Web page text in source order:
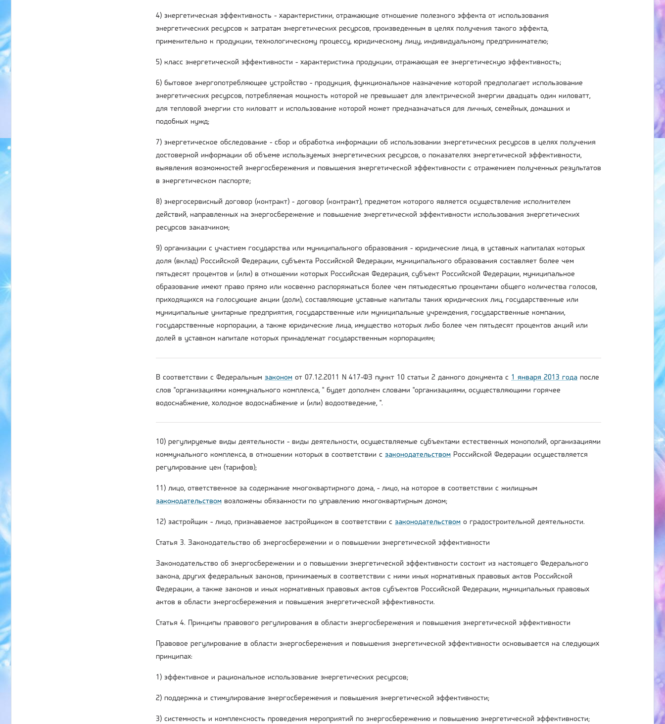
4) энергетическая эффективность - характеристики, отражающие отношение полезного эффекта от использования
энергетических ресурсов к затратам энергетических ресурсов, произведенным в целях получения такого эффекта,
применительно к продукции, технологическому процессу, юридическому лицу, индивидуальному предпринимателю;
5) класс энергетической эффективности - характеристика продукции, отражающая ее энергетическую эффективность;
6) бытовое энергопотребляющее устройство - продукция, функциональное назначение которой предполагает использование
энергетических ресурсов, потребляемая мощность которой не превышает для электрической энергии двадцать один киловатт,
для тепловой энергии сто киловатт и использование которой может предназначаться для личных, семейных, домашних и
подобных нужд;
7) энергетическое обследование - сбор и обработка информации об использовании энергетических ресурсов в целях получения
достоверной информации об объеме используемых энергетических ресурсов, о показателях энергетической эффективности,
выявления возможностей энергосбережения и повышения энергетической эффективности с отражением полученных результатов
в энергетическом паспорте;
8) энергосервисный договор (контракт) - договор (контракт), предметом которого является осуществление исполнителем
действий, направленных на энергосбережение и повышение энергетической эффективности использования энергетических
ресурсов заказчиком;
9) организации с участием государства или муниципального образования - юридические лица, в уставных капиталах которых
доля (вклад) Российской Федерации, субъекта Российской Федерации, муниципального образования составляет более чем
пятьдесят процентов и (или) в отношении которых Российская Федерация, субъект Российской Федерации, муниципальное
образование имеют право прямо или косвенно распоряжаться более чем пятьюдесятью процентами общего количества голосов,
приходящихся на голосующие акции (доли), составляющие уставные капиталы таких юридических лиц, государственные или
муниципальные унитарные предприятия, государственные или муниципальные учреждения, государственные компании,
государственные корпорации, а также юридические лица, имущество которых либо более чем пятьдесят процентов акций или
долей в уставном капитале которых принадлежат государственным корпорациям;
В соответствии с Федеральным законом от 07.12.2011 N 417-ФЗ пункт 10 статьи 2 данного документа с 1 января 2013 года после
слов "организациями коммунального комплекса, " будет дополнен словами "организациями, осуществляющими горячее
водоснабжение, холодное водоснабжение и (или) водоотведение, ".
10) регулируемые виды деятельности - виды деятельности, осуществляемые субъектами естественных монополий, организациями
коммунального комплекса, в отношении которых в соответствии с законодательством Российской Федерации осуществляется
регулирование цен (тарифов);
11) лицо, ответственное за содержание многоквартирного дома, - лицо, на которое в соответствии с жилищным
законодательством возложены обязанности по управлению многоквартирным домом;
12) застройщик - лицо, признаваемое застройщиком в соответствии с законодательством о градостроительной деятельности.
Статья 3. Законодательство об энергосбережении и о повышении энергетической эффективности
Законодательство об энергосбережении и о повышении энергетической эффективности состоит из настоящего Федерального
закона, других федеральных законов, принимаемых в соответствии с ними иных нормативных правовых актов Российской
Федерации, а также законов и иных нормативных правовых актов субъектов Российской Федерации, муниципальных правовых
актов в области энергосбережения и повышения энергетической эффективности.
Статья 4. Принципы правового регулирования в области энергосбережения и повышения энергетической эффективности
Правовое регулирование в области энергосбережения и повышения энергетической эффективности основывается на следующих
принципах:
1) эффективное и рациональное использование энергетических ресурсов;
2) поддержка и стимулирование энергосбережения и повышения энергетической эффективности;
3) системность и комплексность проведения мероприятий по энергосбережению и повышению энергетической эффективности;